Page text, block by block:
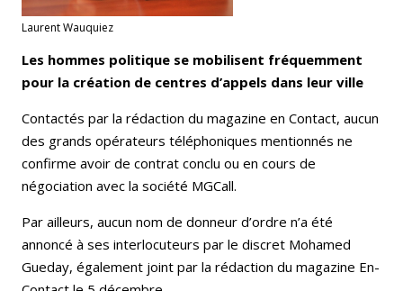
Laurent Wauquiez
Les hommes politique se mobilisent fréquemment
pour la création de centres d’appels dans leur ville
Contactés par la rédaction du magazine en Contact, aucun
des grands opérateurs téléphoniques mentionnés ne
confirme avoir de contrat conclu ou en cours de
négociation avec la société MGCall.
Par ailleurs, aucun nom de donneur d’ordre n’a été
annoncé à ses interlocuteurs par le discret Mohamed
Gueday, également joint par la rédaction du magazine En-